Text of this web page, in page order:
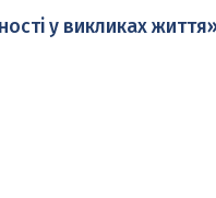
у викликах